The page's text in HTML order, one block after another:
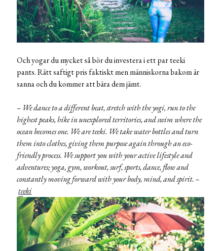
Och yogar du mycket så bör du investera i ett par teeki
pants. Rätt saftigt pris faktiskt men människorna bakom är
sanna och du kommer att bära dem jämt.
– We dance to a different beat, stretch with the yogi, run to the
highest peaks, hike in unexplored territories, and swim where the
ocean becomes one. We are teeki. We take water bottles and turn
them into clothes, giving them purpose again through an eco-
friendly process. We support you with your active lifestyle and
adventures; yoga, gym, workout, surf, sports, dance, flow and
constantly moving forward with your body, mind, and spirit. –
teeki